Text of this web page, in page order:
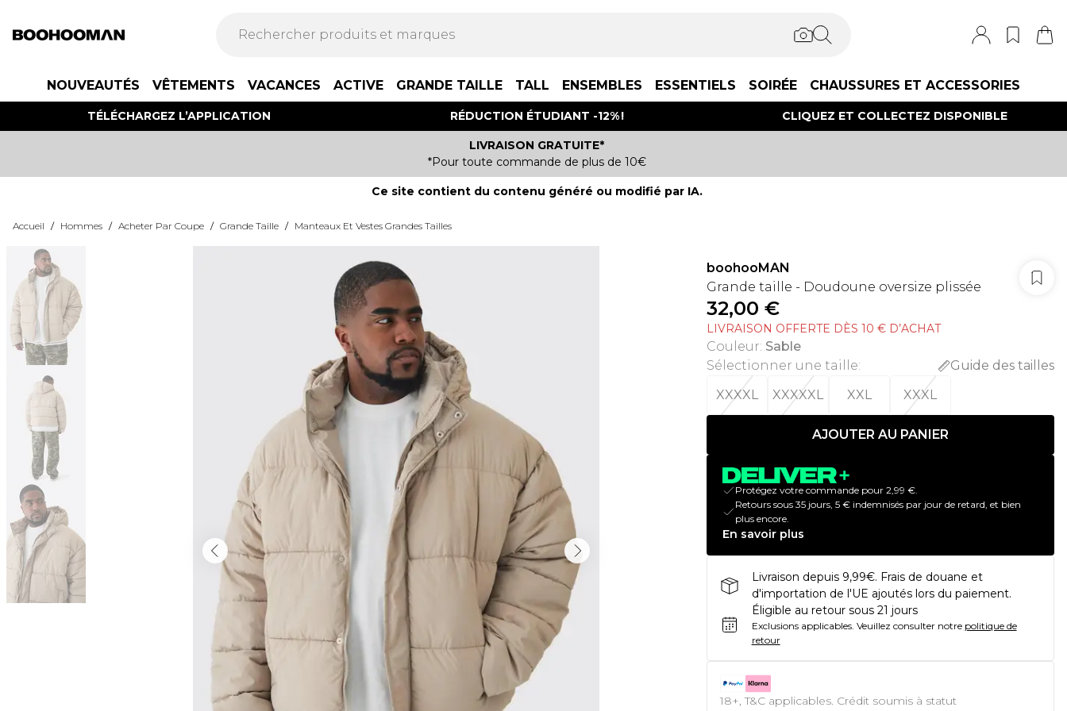
NOUVEAUTÉS VÊTEMENTS VACANCES ACTIVE GRANDE TAILLE TALL ENSEMBLES ESSENTIELS SOIRÉE CHAUSSURES ET ACCESSORIES
TÉLÉCHARGEZ L’APPLICATION RÉDUCTION ÉTUDIANT -12% ! CLIQUEZ ET COLLECTEZ DISPONIBLE
LIVRAISON GRATUITE*
*Pour toute commande de plus de 10€
Ce site contient du contenu généré ou modifié par IA.
Accueil / Hommes / Acheter Par Coupe / Grande Taille / Manteaux Et Vestes Grandes Tailles
boohooMAN
Grande taille - Doudoune oversize plissée
32,00 €
LIVRAISON OFFERTE DÈS 10 € D’ACHAT
Couleur: Sable
Sélectionner une taille:
Guide des tailles
XXXXL
XXXXXL XXL XXXL
AJOUTER AU PANIER
Protégez votre commande pour 2,99 €.
Retours sous 35 jours, 5 € indemnisés par jour de retard, et bien
plus encore.
En savoir plus
Livraison depuis 9,99€. Frais de douane et
d'importation de l'UE ajoutés lors du paiement.
Éligible au retour sous 21 jours
Exclusions applicables. Veuillez consulter notre politique de
retour
18+, T&C applicables. Crédit soumis à statut